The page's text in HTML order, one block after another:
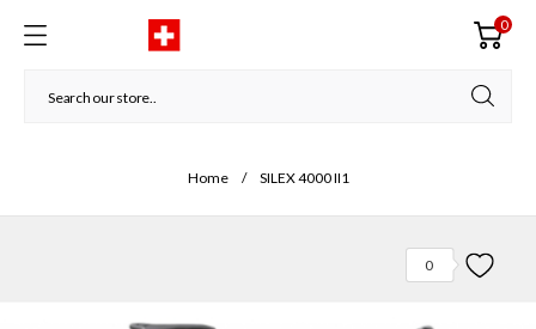
0
Home SILEX 4000 II1
0